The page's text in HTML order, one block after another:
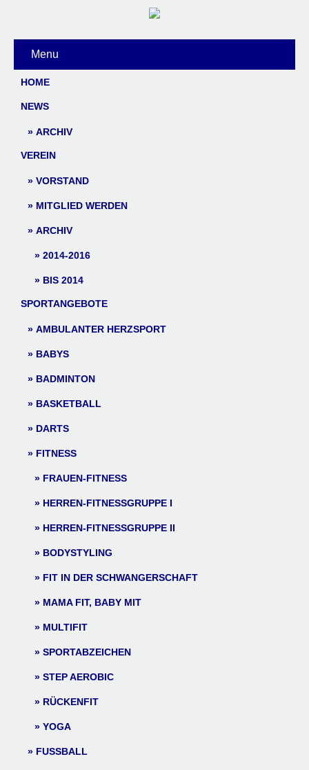
Menu
HOME
NEWS
ARCHIV
VEREIN
VORSTAND
MITGLIED WERDEN
ARCHIV
2014-2016
BIS 2014
SPORTANGEBOTE
AMBULANTER HERZSPORT
BABYS
BADMINTON
BASKETBALL
DARTS
FITNESS
FRAUEN-FITNESS
HERREN-FITNESSGRUPPE I
HERREN-FITNESSGRUPPE II
BODYSTYLING
FIT IN DER SCHWANGERSCHAFT
MAMA FIT, BABY MIT
MULTIFIT
SPORTABZEICHEN
STEP AEROBIC
RÜCKENFIT
YOGA
FUSSBALL